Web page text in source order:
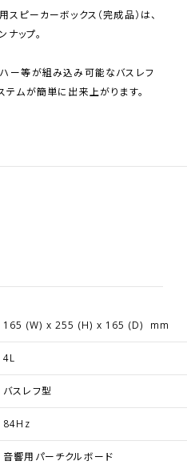
ピーカーボックス（完成品）は、
ップ。
ー等が組み込み可能なバスレフ
テムが簡単に出来上がります。
165 (W) x 255 (H) x 165 (D) mm
4L
バスレフ型
84Hz
音響用パーチクルボード